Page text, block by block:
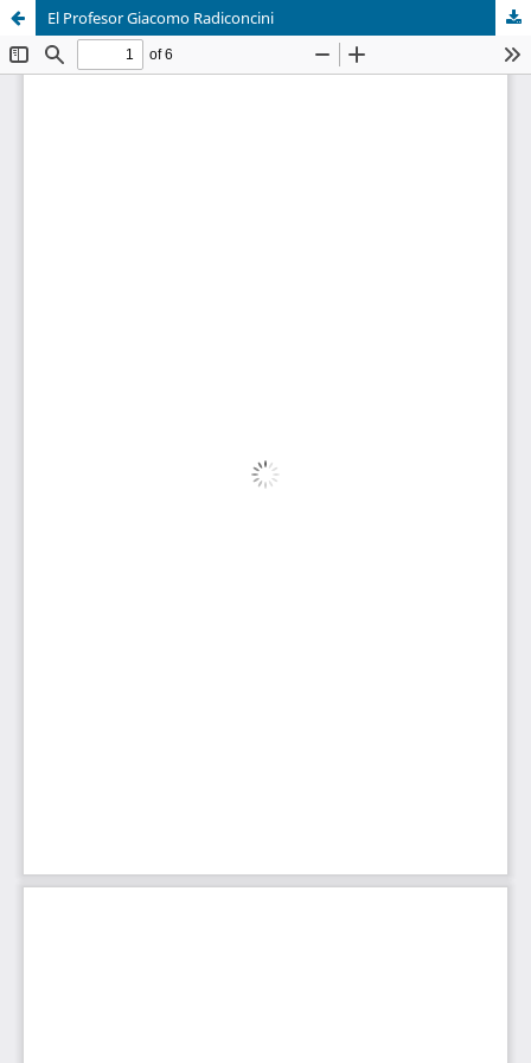
El Profesor Giacomo Radiconcini